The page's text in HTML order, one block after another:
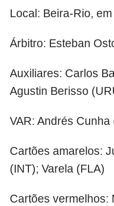
Local: Beira-Rio,
Árbitro: Esteban
Auxiliares: Carlos
Agustin Berisso
VAR: Andrés Cunha
Cartões amarelos:
(INT); Varela (FLA)
Cartões vermelhos: